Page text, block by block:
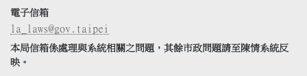
電子信箱
la_laws@gov.taipei
本局信箱係處理與系統相關之問題，其餘市政問題請至陳情系統反
映。